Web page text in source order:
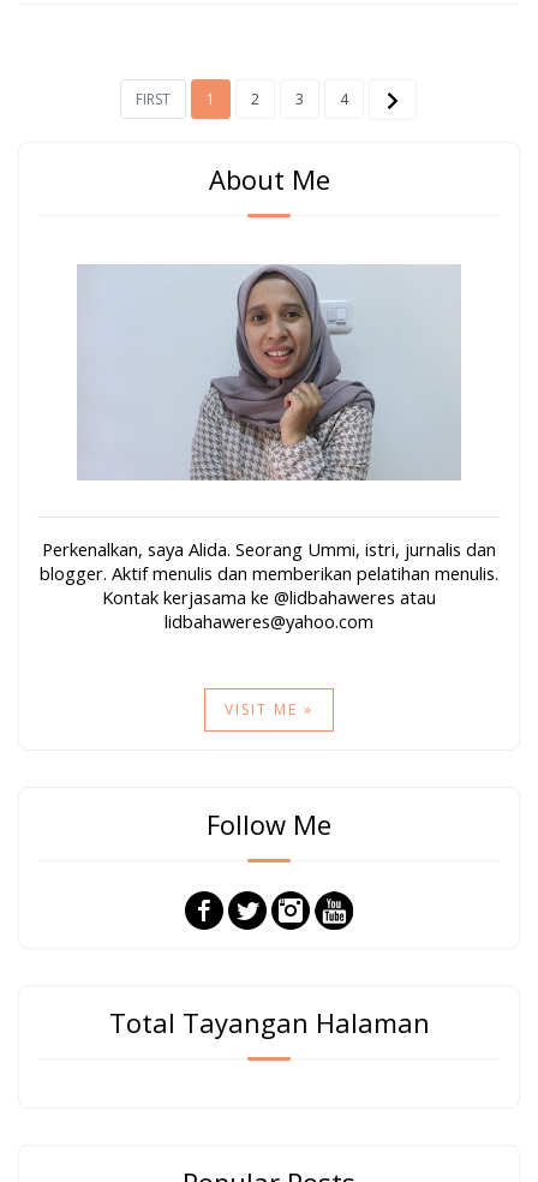
FIRST 1 2 3 4
About Me
Perkenalkan, saya Alida. Seorang Ummi, istri, jurnalis dan
blogger. Aktif menulis dan memberikan pelatihan menulis.
Kontak kerjasama ke @lidbahaweres atau
lidbahaweres@yahoo.com
VISIT ME »
Follow Me
Total Tayangan Halaman